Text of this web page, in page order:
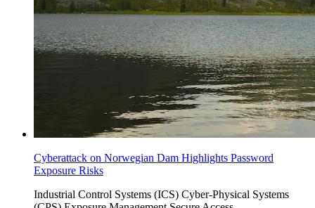
Cyberattack on Norwegian Dam Highlights Password
Exposure Risks
Industrial Control Systems (ICS) Cyber-Physical Systems